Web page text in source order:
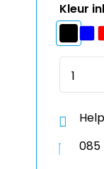
Kleur
085